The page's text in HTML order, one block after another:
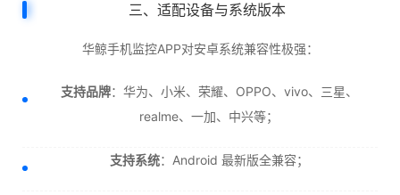
三、适配设备与系统版本
华鲸手机监控APP对安卓系统兼容性极强：
支持品牌：华为、小米、荣耀、OPPO、vivo、三星、
realme、一加、中兴等；
支持系统：Android 最新版全兼容；